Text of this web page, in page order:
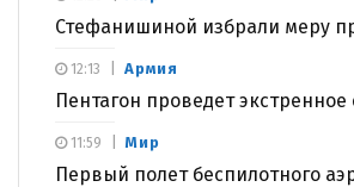
Стефанишиной избрали меру
Армия
Пентагон проведет
12:13
Мир
Первый полет беспилотного
11:59